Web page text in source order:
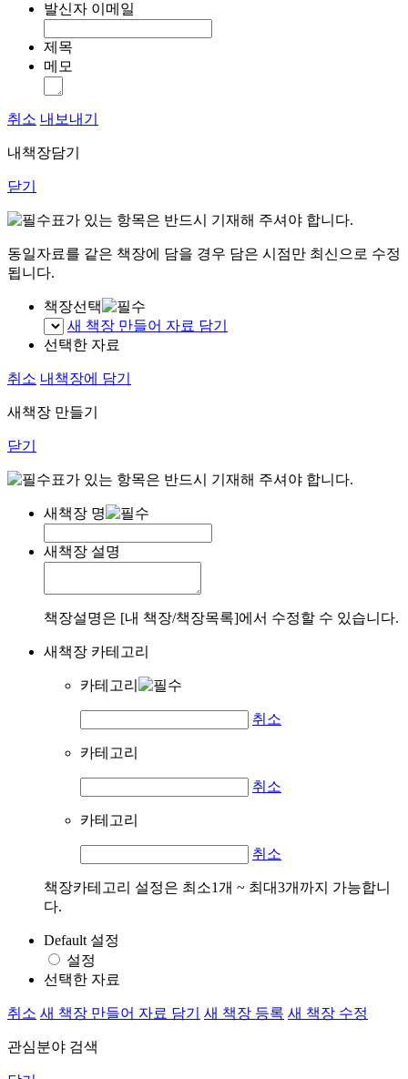
발신자 이메일
제목
메모
취소 내보내기
내책장담기
닫기
표가 있는 항목은 반드시 기재해 주셔야 합니다.
동일자료를 같은 책장에 담을 경우 담은 시점만 최신으로 수정
됩니다.
책장선택
새 책장 만들어 자료 담기
선택한 자료
취소 내책장에 담기
새책장 만들기
닫기
표가 있는 항목은 반드시 기재해 주셔야 합니다.
새책장 명
새책장 설명
책장설명은 [내 책장/책장목록]에서 수정할 수 있습니다.
새책장 카테고리
카테고리
취소
카테고리
취소
카테고리
취소
책장카테고리 설정은 최소1개 ~ 최대3개까지 가능합니
다.
Default 설정
설정
선택한 자료
취소 새 책장 만들어 자료 담기 새 책장 등록 새 책장 수정
관심분야 검색